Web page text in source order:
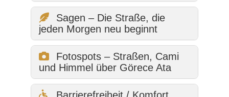
Sagen – Die Straße, die
jeden Morgen neu beginnt
Fotospots – Straßen, Cami
und Himmel über Görece Ata
Barrierefreiheit / Komfort